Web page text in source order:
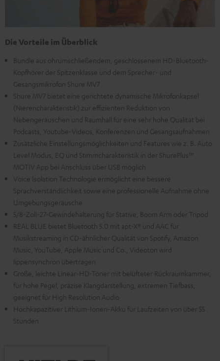
Die Vorteile im Überblick
Bundle aus ohrumschließendem, geschlossenem HD-Bluetooth-
Kopfhörer der Spitzenklasse und dem Sprecher- und
Gesangsmikrofon Shure MV7
Shure MV7 bietet eine gerichtete dynamische Mikrofonkapsel
(Nierencharakteristik) zur effizienten Reduktion von
Nebengeräuschen und Raumhall für eine sehr hohe Qualität bei
Podcasts, Youtube-Videos, Konferenzen und Gesangsaufnahmen
Zusätzliche Einstellungsmöglichkeiten und Features wie z. B. Auto
Level Modus, EQ und Stimmcharakteristik in der ShurePlus™
MOTIV App bei Anschluss über USB möglich
Voice Isolation Technologie ermöglicht eine bessere
Sprachverständlichkeit sowie eine professionelle Aufnahme ohne
Umgebungsgeräusche
5/8-Zoll-27-Gewindehalterung für Stative, Boom Arm oder Tripod
REAL BLUE bietet Bluetooth 5.0 mit apt-X® und AAC für
Musikstreaming in CD-ähnlicher Qualität von Spotify, Amazon
Music, YouTube, Apple Music und Co., Videoton wird
lippensynchron übertragen
Große, leichte Linear-HD-Töner mit belüfteter Rückraumkammer,
für hohe Pegel, präzise Klangdarstellung, extremen Tiefbass,
geeignet für High Resolution Audio
Hochkapazitiver Lithium-Ionen-Akku für Laufzeiten von über 55
Stunden